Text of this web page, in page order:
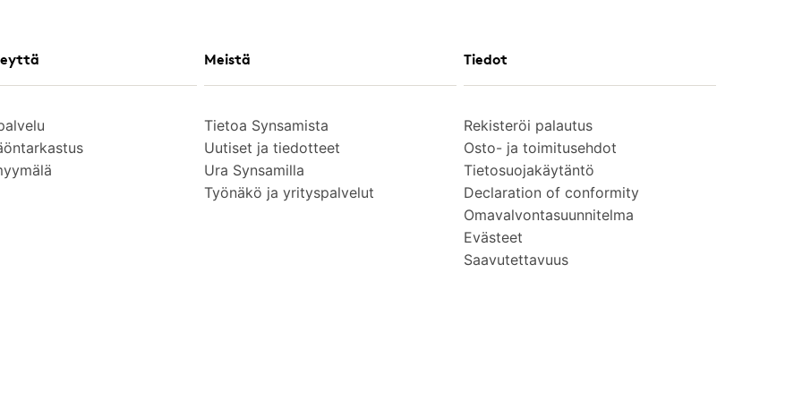
Meistä
Tietoa Synsamista
Uutiset ja tiedotteet
Ura Synsamilla
Työnäkö ja yrityspalvelut
Tiedot
Rekisteröi palautus
Osto- ja toimitusehdot
Tietosuojakäytäntö
Declaration of conformity
Omavalvontasuunnitelma
Evästeet
Saavutettavuus